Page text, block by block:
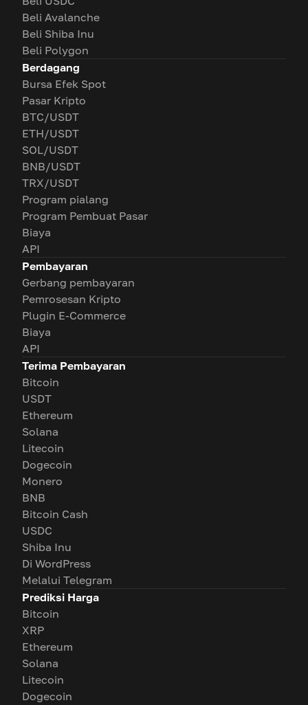
Beli Avalanche
Beli Shiba Inu
Beli Polygon
Berdagang
Bursa Efek Spot
Pasar Kripto
BTC/USDT
ETH/USDT
SOL/USDT
BNB/USDT
TRX/USDT
Program pialang
Program Pembuat Pasar
Biaya
API
Pembayaran
Gerbang pembayaran
Pemrosesan Kripto
Plugin E-Commerce
Biaya
API
Terima Pembayaran
Bitcoin
USDT
Ethereum
Solana
Litecoin
Dogecoin
Monero
BNB
Bitcoin Cash
USDC
Shiba Inu
Di WordPress
Melalui Telegram
Prediksi Harga
Bitcoin
XRP
Ethereum
Solana
Litecoin
Dogecoin